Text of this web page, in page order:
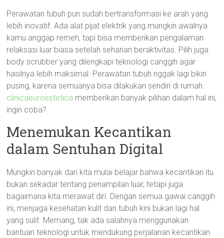
Perawatan tubuh pun sudah bertransformasi ke arah yang
lebih inovatif. Ada alat pijat elektrik yang mungkin awalnya
kamu anggap remeh, tapi bisa memberikan pengalaman
relaksasi luar biasa setelah seharian beraktivitas. Pilih juga
body scrubber yang dilengkapi teknologi canggih agar
hasilnya lebih maksimal. Perawatan tubuh nggak lagi bikin
pusing, karena semuanya bisa dilakukan sendiri di rumah.
clinicaeuroestetica memberikan banyak pilihan dalam hal ini,
ingin coba?
Menemukan Kecantikan
dalam Sentuhan Digital
Mungkin banyak dari kita mulai belajar bahwa kecantikan itu
bukan sekadar tentang penampilan luar, tetapi juga
bagaimana kita merawat diri. Dengan semua gawai canggih
ini, menjaga kesehatan kulit dan tubuh kini bukan lagi hal
yang sulit. Memang, tak ada salahnya menggunakan
bantuan teknologi untuk mendukung perjalanan kecantikan